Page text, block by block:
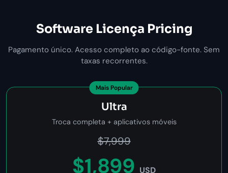
Software Licença Pricing
Pagamento único. Acesso completo ao código-fonte. Sem
taxas recorrentes.
Mais Popular
Ultra
Troca completa + aplicativos móveis
$7,999
$1,899 USD